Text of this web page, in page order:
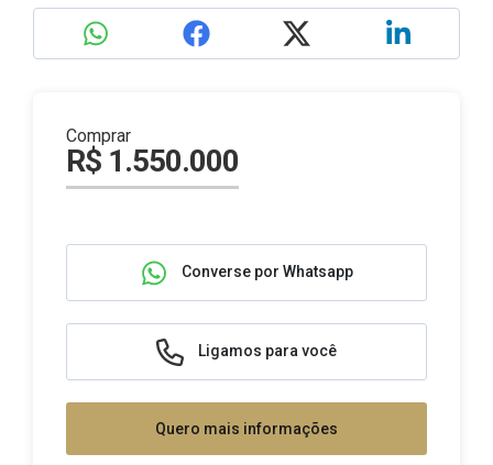
Comprar
R$ 1.550.000
Converse por Whatsapp
Ligamos para você
Quero mais informações